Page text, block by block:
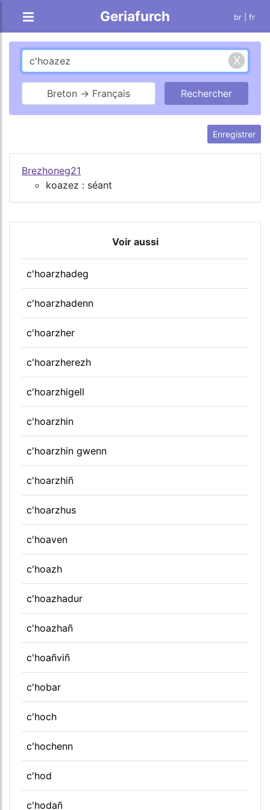
Geriafurch br | fr
Breton → Français
Enregistrer
Brezhoneg21
koazez : séant
Voir aussi
c'hoarzhadeg
c'hoarzhadenn
c'hoarzher
c'hoarzherezh
c'hoarzhigell
c'hoarzhin
c'hoarzhin gwenn
c'hoarzhiñ
c'hoarzhus
c'hoaven
c'hoazh
c'hoazhadur
c'hoazhañ
c'hoañviñ
c'hobar
c'hoch
c'hochenn
c'hod
c'hodañ